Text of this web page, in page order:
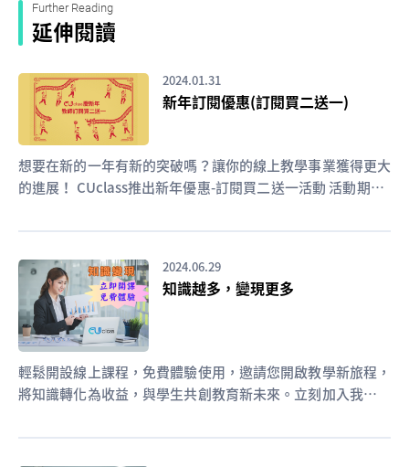
Further Reading
延伸閱讀
2024.01.31
新年訂閱優惠(訂閱買二送一)
想要在新的一年有新的突破嗎？讓你的線上教學事業獲得更大
的進展！ CUclass推出新年優惠-訂閱買二送一活動 活動期間 :
個月優惠
2024.06.29
知識越多，變現更多
輕鬆開設線上課程，免費體驗使用，邀請您開啟教學新旅程，
將知識轉化為收益，與學生共創教育新未來。立刻加入我們，